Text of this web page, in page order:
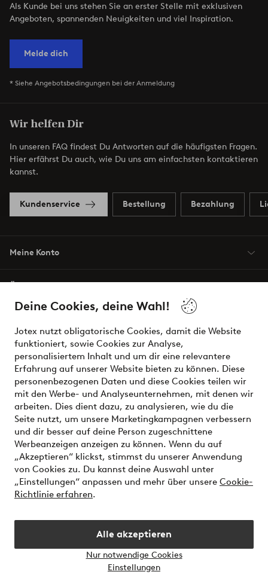
Deine Cookies, deine Wahl!
Jotex nutzt obligatorische Cookies, damit die Website
funktioniert, sowie Cookies zur Analyse,
personalisiertem Inhalt und um dir eine relevantere
Erfahrung auf unserer Website bieten zu können. Diese
personenbezogenen Daten und diese Cookies teilen wir
mit den Werbe- und Analyseunternehmen, mit denen wir
arbeiten. Dies dient dazu, zu analysieren, wie du die
Seite nutzt, um unsere Marketingkampagnen verbessern
und dir besser auf deine Person zugeschnittene
Werbeanzeigen anzeigen zu können. Wenn du auf
„Akzeptieren“ klickst, stimmst du unserer Anwendung
von Cookies zu. Du kannst deine Auswahl unter
„Einstellungen“ anpassen und mehr über unsere Cookie-
Richtlinie erfahren.
Alle akzeptieren
Nur notwendige Cookies
Einstellungen
Als Kunde bei uns stehen Sie an erster Stelle mit exklusiven
Angeboten, spannenden Neuigkeiten und viel Inspiration.
Melde dich
* Siehe Angebotsbedingungen bei der Anmeldung
Wir helfen Dir
In unseren FAQ findest Du Antworten auf die häufigsten Fragen.
Hier erfährst Du auch, wie Du uns am einfachsten kontaktieren
kannst.
Kundenservice Bestellung Bezahlung
Meine Konto
Bedingungen
Sichere Zahlungen - Jetzt bezahlen oder aufteilen
Möchtest du mehr über unsere
Zahlungsmöglichkeitenerfahren?